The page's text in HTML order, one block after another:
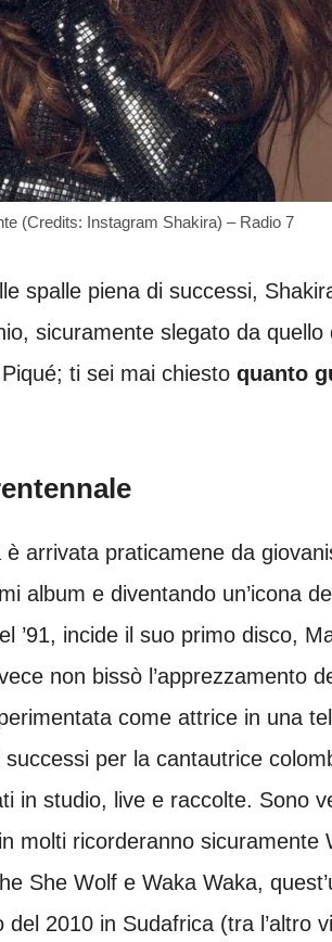
(Credits: Instagram Shakira) – Radio 7
spalle piena di successi,
sicuramente slegato da quello
ti sei mai chiesto quanto
è arrivata praticamene da
album e diventando un’icona
’91, incide il suo primo disco,
non bissò l’apprezzamento
come attrice in una
per la cantautrice
in studio, live e raccolte. Sono
molti ricorderanno sicuramente
She Wolf e Waka Waka,
2010 in Sudafrica (tra l’altro